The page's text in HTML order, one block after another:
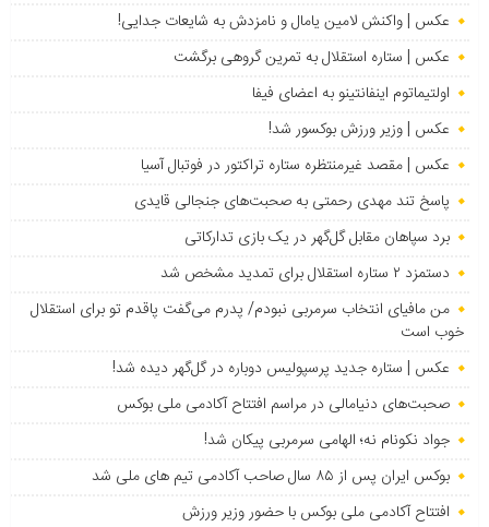
عکس | واکنش لامین یامال و نامزدش به شایعات جدایی!
عکس | ستاره استقلال به تمرین گروهی برگشت
اولتیماتوم اینفانتینو به اعضای فیفا
عکس | وزیر ورزش بوکسور شد!
عکس | مقصد غیرمنتظره ستاره تراکتور در فوتبال آسیا
پاسخ تند مهدی رحمتی به صحبت‌های جنجالی قایدی
برد سپاهان مقابل گل‌گهر در یک بازی تدارکاتی
دستمزد ۲ ستاره استقلال برای تمدید مشخص شد
من مافیای انتخاب سرمربی نبودم/ پدرم می‌گفت پاقدم تو برای استقلال
خوب است
عکس | ستاره جدید پرسپولیس دوباره در گل‌گهر دیده شد!
صحبت‌های دنیامالی در مراسم افتتاح آکادمی ملی بوکس
جواد نکونام نه؛ الهامی سرمربی پیکان شد!
بوکس ایران پس از ۸۵ سال صاحب آکادمی تیم های ملی شد
افتتاح آکادمی ملی بوکس با حضور وزیر ورزش